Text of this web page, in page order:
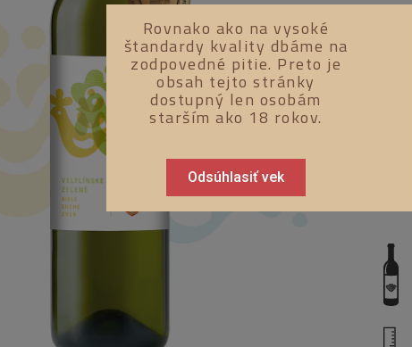
Rovnako ako na vysoké
štandardy kvality dbáme na
zodpovedné pitie. Preto je
obsah tejto stránky
dostupný len osobám
starším ako 18 rokov.
Odsúhlasiť vek